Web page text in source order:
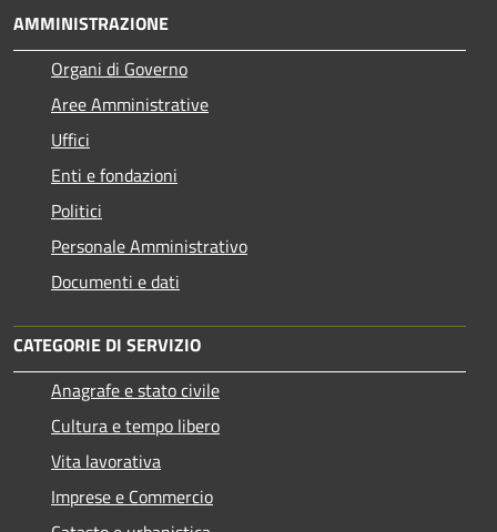
AMMINISTRAZIONE
Organi di Governo
Aree Amministrative
Uffici
Enti e fondazioni
Politici
Personale Amministrativo
Documenti e dati
CATEGORIE DI SERVIZIO
Anagrafe e stato civile
Cultura e tempo libero
Vita lavorativa
Imprese e Commercio